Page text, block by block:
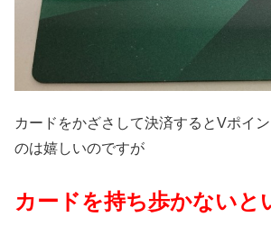
カードをかざさして決済するとVポイ
のは嬉しいのですが
カードを持ち歩かないと